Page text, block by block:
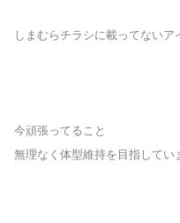
しまむらチラシに載ってないア
今頑張ってること
無理なく体型維持を目指してい